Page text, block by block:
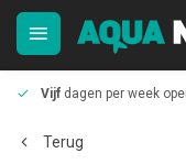
Vijf dagen per week
Terug